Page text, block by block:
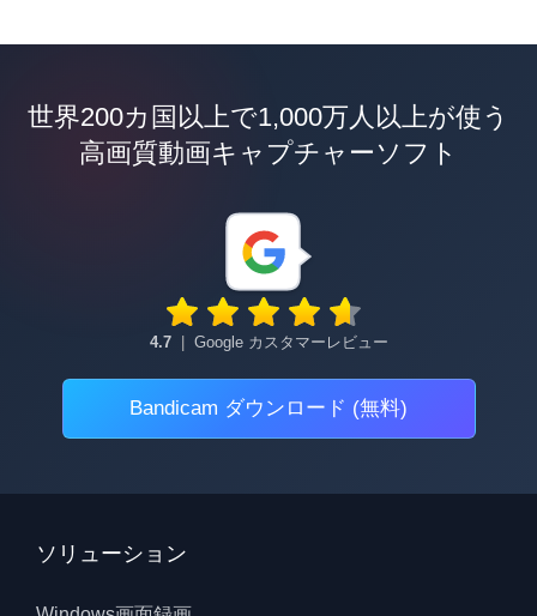
世界200カ国以上で1,000万人以上が使う
高画質動画キャプチャーソフト
4.7 | Google カスタマーレビュー
Bandicam ダウンロード (無料)
ソリューション